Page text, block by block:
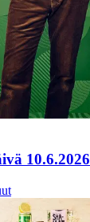
10.6.2026